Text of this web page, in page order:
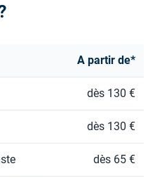
A partir de*
dès 130 €
dès 130 €
dès 65 €